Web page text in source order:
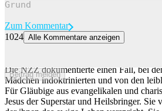
Beitrag melden
Zum Kommentar
1024 Alle Kommentare anzeigen
Die NZZ dokumentierte einen Fall, bei
Mädchen indoktrinierten und von den
Für Gläubige aus evangelikalen und
Jesus der Superstar und Heilsbringer. Sie